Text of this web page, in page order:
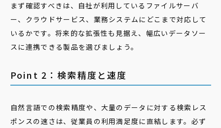
まず確認すべきは、自社が利用しているファイルサーバ
ー、クラウドサービス、業務システムにどこまで対応して
いるかです。将来的な拡張性も見据え、幅広いデータソー
スに連携できる製品を選びましょう。
Point 2：検索精度と速度
自然言語での検索精度や、大量のデータに対する検索レス
ポンスの速さは、従業員の利用満足度に直結します。必ず